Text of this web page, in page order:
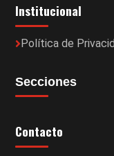
Institucional
Política de
Secciones
Contacto